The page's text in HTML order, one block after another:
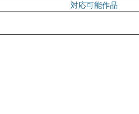
対応可能作品